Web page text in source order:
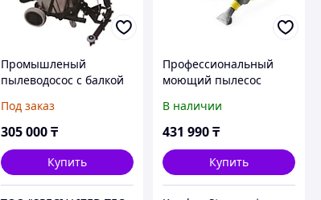
Промышленый
пылеводосос с балкой
Под заказ
305 000 ₸
Купить
Профессиональный
моющий пылесос
В наличии
431 990₸
Купить